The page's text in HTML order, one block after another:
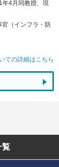
4月同教授、現
（インフラ・防
ての詳細はこちら
覧